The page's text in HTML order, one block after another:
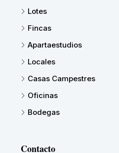
Lotes
Fincas
Apartaestudios
Locales
Casas Campestres
Oficinas
Bodegas
Contacto